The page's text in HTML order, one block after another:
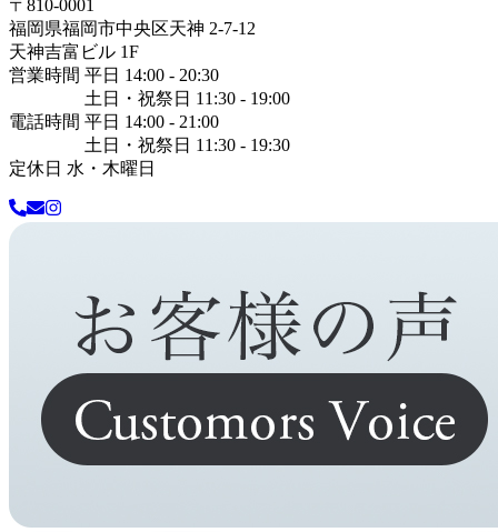
〒 810-0001
福岡県福岡市中央区天神 2-7-12
天神吉富ビル 1F
営業時間 平日 14:00 - 20:30
土日・祝祭日 11:30 - 19:00
電話時間 平日 14:00 - 21:00
土日・祝祭日 11:30 - 19:30
定休日 水・木曜日